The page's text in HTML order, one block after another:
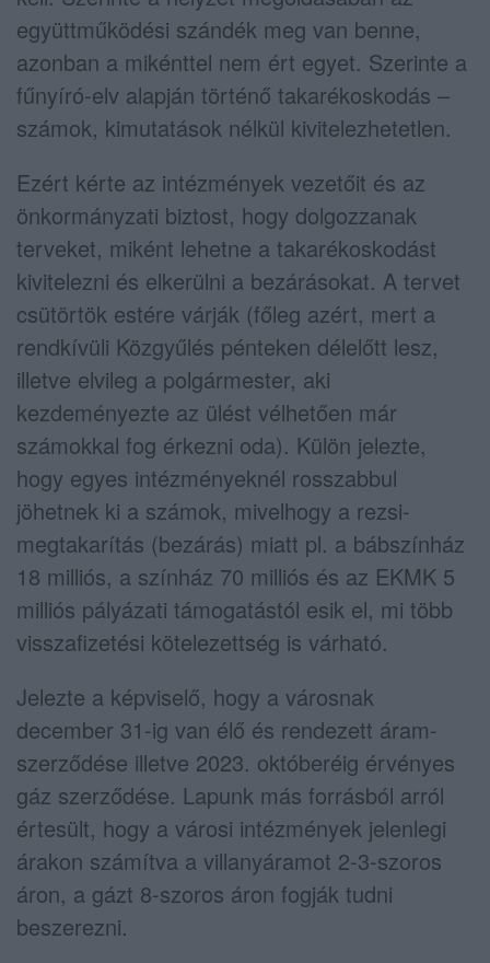
együttműködési szándék meg van benne,
azonban a mikénttel nem ért egyet. Szerinte a
fűnyíró-elv alapján történő takarékoskodás –
számok, kimutatások nélkül kivitelezhetetlen.
Ezért kérte az intézmények vezetőit és az
önkormányzati biztost, hogy dolgozzanak
terveket, miként lehetne a takarékoskodást
kivitelezni és elkerülni a bezárásokat. A tervet
csütörtök estére várják (főleg azért, mert a
rendkívüli Közgyűlés pénteken délelőtt lesz,
illetve elvileg a polgármester, aki
kezdeményezte az ülést vélhetően már
számokkal fog érkezni oda). Külön jelezte,
hogy egyes intézményeknél rosszabbul
jöhetnek ki a számok, mivelhogy a rezsi-
megtakarítás (bezárás) miatt pl. a bábszínház
18 milliós, a színház 70 milliós és az EKMK 5
milliós pályázati támogatástól esik el, mi több
visszafizetési kötelezettség is várható.
Jelezte a képviselő, hogy a városnak
december 31-ig van élő és rendezett áram-
szerződése illetve 2023. októberéig érvényes
gáz szerződése. Lapunk más forrásból arról
értesült, hogy a városi intézmények jelenlegi
árakon számítva a villanyáramot 2-3-szoros
áron, a gázt 8-szoros áron fogják tudni
beszerezni.